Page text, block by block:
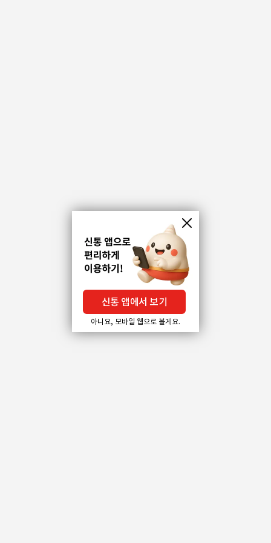
신통 앱에서 보기
아니요, 모바일 웹으로 볼게요.